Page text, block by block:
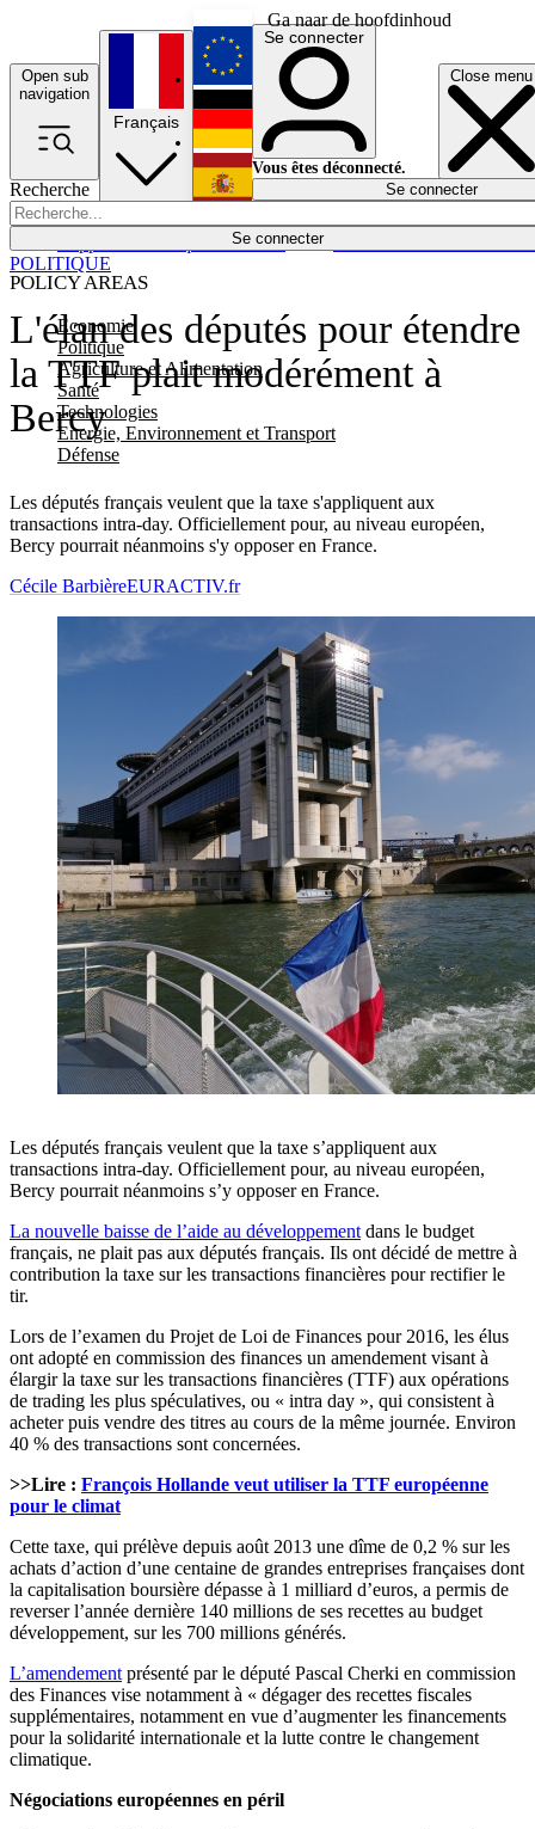
Ga naar de hoofdinhoud
Open sub
navigation
Close menu
Recherche
Se connecter
POLICY AREAS
Economie
Politique
Agriculture et Alimentation
Santé
Technologies
Energie, Environnement et Transport
Défense
Économie
Français
English
Deutsch
Español
Se connecter
Vous êtes déconnecté.
Se connecter
L'élan des députés pour étendre
la TTF plait modérément à
Bercy
Les députés français veulent que la taxe s'appliquent aux
transactions intra-day. Officiellement pour, au niveau européen,
Bercy pourrait néanmoins s'y opposer en France.
POLITIQUE
Cécile BarbièreEURACTIV.fr
Les députés français veulent que la taxe s’appliquent aux
transactions intra-day. Officiellement pour, au niveau européen,
Bercy pourrait néanmoins s’y opposer en France.
La nouvelle baisse de l’aide au développement dans le budget
français, ne plait pas aux députés français. Ils ont décidé de mettre à
contribution la taxe sur les transactions financières pour rectifier le
tir.
Lors de l’examen du Projet de Loi de Finances pour 2016, les élus
ont adopté en commission des finances un amendement visant à
élargir la taxe sur les transactions financières (TTF) aux opérations
de trading les plus spéculatives, ou « intra day », qui consistent à
acheter puis vendre des titres au cours de la même journée. Environ
40 % des transactions sont concernées.
>>Lire : François Hollande veut utiliser la TTF européenne
pour le climat
Cette taxe, qui prélève depuis août 2013 une dîme de 0,2 % sur les
achats d’action d’une centaine de grandes entreprises françaises dont
la capitalisation boursière dépasse à 1 milliard d’euros, a permis de
reverser l’année dernière 140 millions de ses recettes au budget
développement, sur les 700 millions générés.
L’amendement présenté par le député Pascal Cherki en commission
des Finances vise notamment à « dégager des recettes fiscales
supplémentaires, notamment en vue d’augmenter les financements
pour la solidarité internationale et la lutte contre le changement
climatique.
Négociations européennes en péril